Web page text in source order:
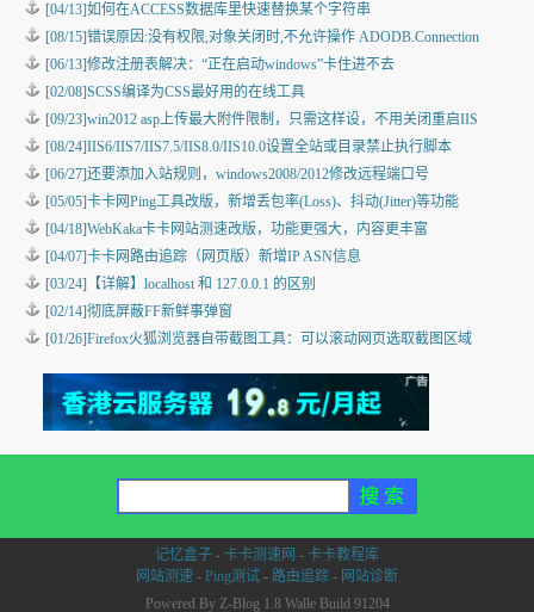
[04/13]如何在ACCESS数据库里快速替换某个字符串
[08/15]错误原因:没有权限,对象关闭时,不允许操作 ADODB.Connection
[06/13]修改注册表解决：“正在启动windows”卡住进不去
[02/08]SCSS编译为CSS最好用的在线工具
[09/23]win2012 asp上传最大附件限制，只需这样设，不用关闭重启IIS
[08/24]IIS6/IIS7/IIS7.5/IIS8.0/IIS10.0设置全站或目录禁止执行脚本
[06/27]还要添加入站规则，windows2008/2012修改远程端口号
[05/05]卡卡网Ping工具改版，新增丢包率(Loss)、抖动(Jitter)等功能
[04/18]WebKaka卡卡网站测速改版，功能更强大，内容更丰富
[04/07]卡卡网路由追踪（网页版）新增IP ASN信息
[03/24] 【详解】localhost 和 127.0.0.1 的区别
[02/14]彻底屏蔽FF新鲜事弹窗
[01/26]Firefox火狐浏览器自带截图工具：可以滚动网页选取截图区域
记忆盒子 - 卡卡测速网 - 卡卡教程库
网站测速 - Ping测试 - 路由追踪 - 网站诊断
Powered By Z-Blog 1.8 Walle Build 91204